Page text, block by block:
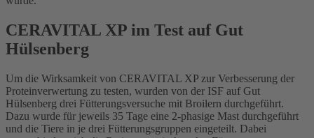
CERAVITAL XP im Test auf Gut
Hülsenberg
Um die Wirksamkeit von CERAVITAL XP zur Verbesserung der
Proteinverwertung zu testen, wurden von der ISF auf Gut
Hülsenberg drei Fütterungsversuche mit Broilern durchgeführt.
Dazu wurde für jeweils 35 Tage eine 2-phasige Mast durchgeführt
und die Tiere in je drei Fütterungsgruppen eingeteilt. Dabei